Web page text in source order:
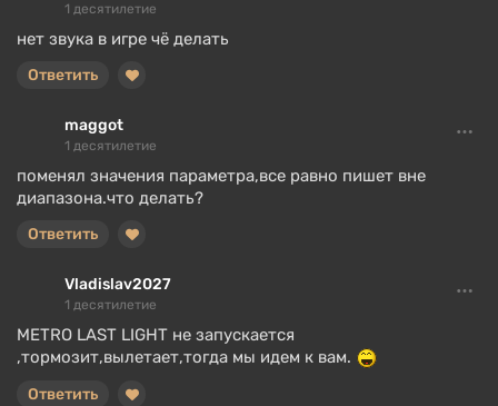
1 десятилетие
нет звука в игре чё делать
Ответить
maggot
1 десятилетие
поменял значения параметра,все равно пишет вне
диапазона.что делать?
Ответить
Vladislav2027
1 десятилетие
METRO LAST LIGHT не запускается
,тормозит,вылетает,тогда мы идем к вам.
Ответить